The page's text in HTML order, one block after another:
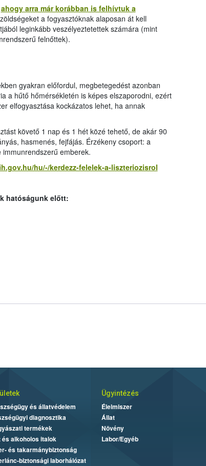
ahogy arra már korábban is felhívtuk a
a fogyasztóknak alaposan át kell
leginkább veszélyeztetettek számára (mint
felnőttek).
gyakran előfordul, megbetegedést azonban
a hűtő hőmérsékletén is képes elszaporodni, ezért
elfogyasztása kockázatos lehet, ha annak
követő 1 nap és 1 hét közé tehető, de akár 90
hasmenés, fejfájás. Érzékeny csoport: a
emberek.
hu/-/kerdezz-felelek-a-liszteriozisrol
hatóságunk előtt:
és állatvédelem
diagnosztika
termékek
és alkoholos italok
és takarmánybiztonság
biztonsági laborhálózat
Ügyintézés
Élelmiszer
Állat
Növény
Labor/Egyéb